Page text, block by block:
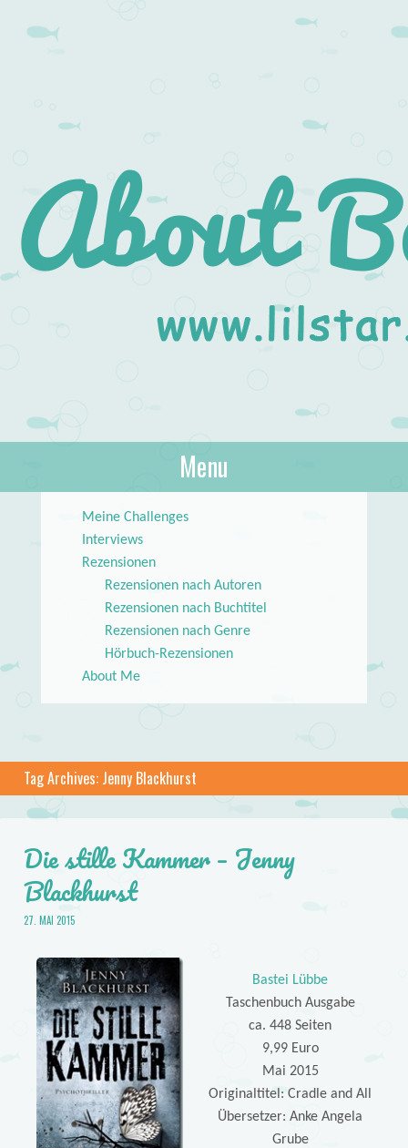
About Books
lilstar.de
Menu
Meine Challenges
Interviews
Rezensionen
Rezensionen nach Autoren
Rezensionen nach Buchtitel
Rezensionen nach Genre
Hörbuch-Rezensionen
About Me
Tag Archives: Jenny Blackhurst
Die stille Kammer – Jenny
Blackhurst
27. MAI 2015
Bastei Lübbe
Taschenbuch Ausgabe
ca. 448 Seiten
9,99 Euro
Mai 2015
Originaltitel: Cradle and All
Übersetzer: Anke Angela
Grube